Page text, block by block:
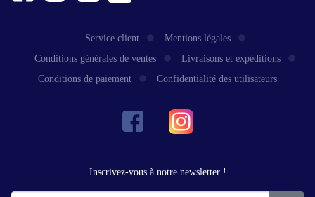
Service client
Mentions légales
Conditions générales de ventes
Livraisons et expéditions
Conditions de paiement
Confidentialité des utilisateurs
Inscrivez-vous à notre newsletter !